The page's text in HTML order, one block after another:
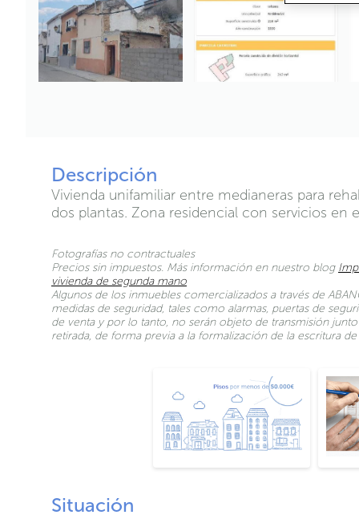
Descripción
Vivienda unifamiliar entre medianeras para
dos plantas. Zona residencial con servicios en
Fotografías no contractuales
Precios sin impuestos. Más información en nuestro blog
vivienda de segunda mano
Algunos de los inmuebles comercializados a través de
medidas de seguridad, tales como alarmas, puertas de
de venta y por lo tanto, no serán objeto de transmisión
retirada, de forma previa a la formalización de la escritura
Situación